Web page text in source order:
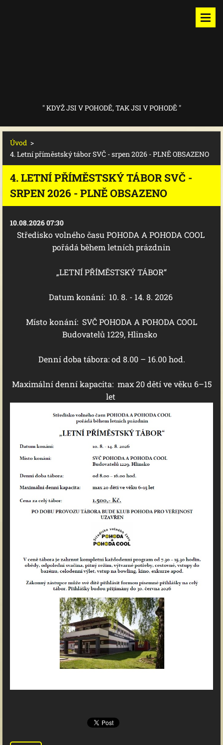
" KDYŽ JSI V POHODĚ, TAK JSI V POHODĚ "
Úvod >
4. Letní příměstský tábor SVČ - srpen 2026 - PLNĚ OBSAZENO
4. LETNÍ PŘÍMĚSTSKÝ TÁBOR SVČ -
SRPEN 2026 - PLNĚ OBSAZENO
10.08.2026 07:30
Středisko volného času POHODA A POHODA COOL
pořádá během letních prázdnin
„LETNÍ PŘÍMĚSTSKÝ TÁBOR“
Datum konání: 10. 8. - 14. 8. 2026
Místo konání: SVČ POHODA A POHODA COOL
Budovatelů 1229, Hlinsko
Denní doba tábora: od 8.00 – 16.00 hod.
Maximální denní kapacita: max 20 dětí ve věku 6–15
let